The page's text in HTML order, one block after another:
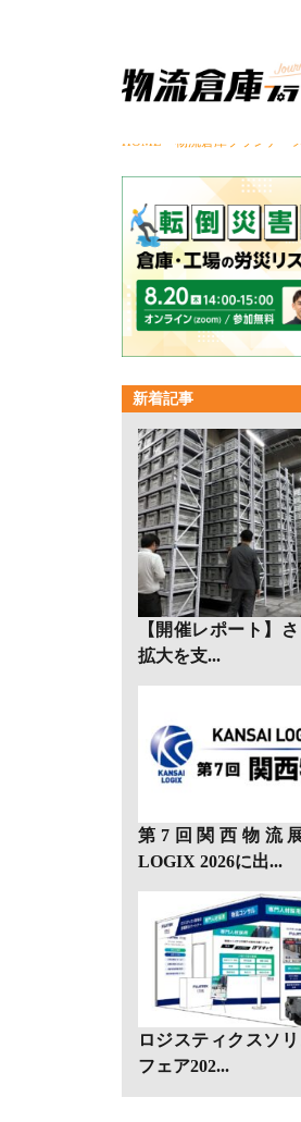
HOME 物流倉庫プランナー
新着記事
【開催レポート】
拡大を支...
第7回関西物流
LOGIX 2026に出...
ロジスティクスソ
フェア202...